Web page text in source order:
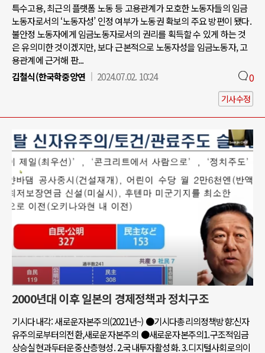
특수고용, 최근의 플랫폼 노동 등 고용관계가 모호한 노동자들의 임금
노동자로서의 ‘노동자성’ 인정 여부가 노동권 확보의 주요 방편이 됐다.
불안정 노동자에게 임금노동자로서의 권리를 획득할 수 있게 하는 것
은 유의미한 것이겠지만, 보다 근본적으로 노동자성을 임금노동자, 고
용관계에 근거해 판...
김철식(한국학중앙연
2024.07.02. 10:24 0
기사수정
2000년대 이후 일본의 경제정책과 정치구조
기시다내각: 새로운자본주의(2021년~) ●기시다총리의정책방향:신자
유주의로부터의전환,새로운자본주의 ●새로운자본주의1.구조적임금
상승실현과두터운중산층형성. 2.국내투자활성화. 3.디지털사회로의이